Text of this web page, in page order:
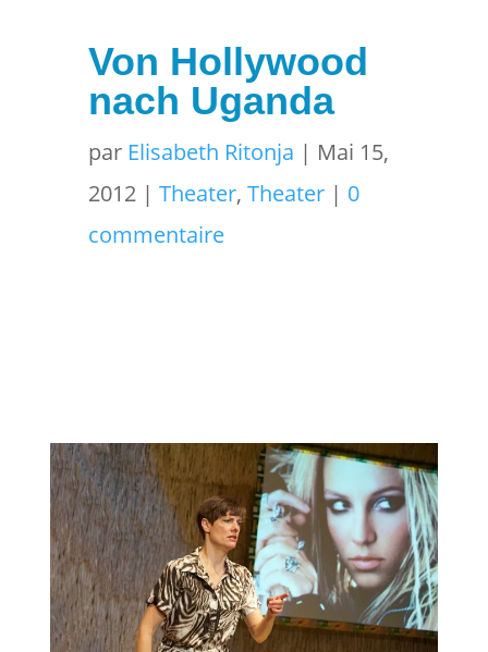
Von Hollywood
nach Uganda
par Elisabeth Ritonja | Mai 15,
2012| Theater, Theater| 0
commentaire